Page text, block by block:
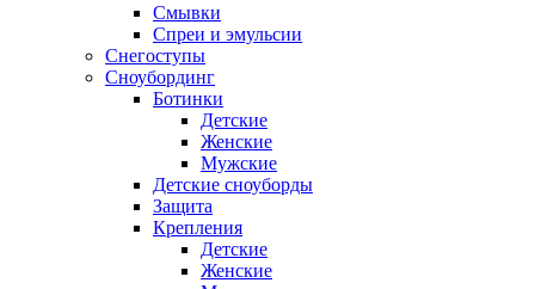
Смывки
Спреи и эмульсии
Снегоступы
Сноубординг
Ботинки
Детские
Женские
Мужские
Детские сноуборды
Защита
Крепления
Детские
Женские